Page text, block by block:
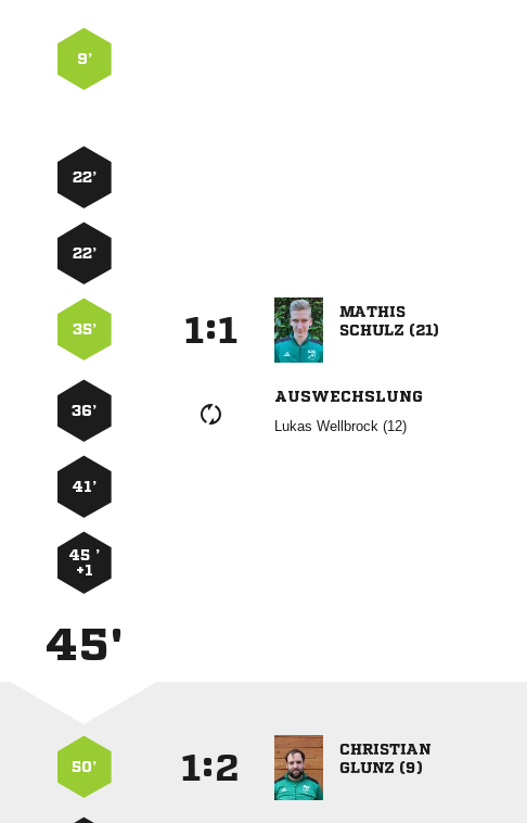
9’
22’
22’
35’ :

 
36’
AUSWECHSLUNG
  
41’
45 ’
+1
45'
50’ :

 